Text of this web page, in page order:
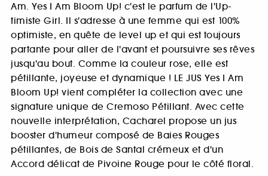
Am. Yes I Am Bloom Up! c'est le parfum de l'Up-
timiste Girl. Il s'adresse à une femme qui est 100%
optimiste, en quête de level up et qui est toujours
partante pour aller de l'avant et poursuivre ses rêves
jusqu'au bout. Comme la couleur rose, elle est
pétillante, joyeuse et dynamique ! LE JUS Yes I Am
Bloom Up! vient compléter la collection avec une
signature unique de Cremoso Pétillant. Avec cette
nouvelle interprétation, Cacharel propose un jus
booster d'humeur composé de Baies Rouges
pétillantes, de Bois de Santal crémeux et d'un
Accord délicat de Pivoine Rouge pour le côté floral.